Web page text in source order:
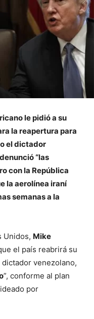
le pidió a su
la reapertura para
el dictador
“las
con la República
la aerolínea iraní
semanas a la
Unidos, Mike
el país reabrirá su
dictador venezolano,
”, conforme al plan
por